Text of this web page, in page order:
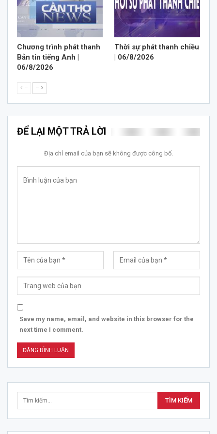
Chương trình phát thanh
Bản tin tiếng Anh |
06/8/2026
Thời sự phát thanh chiều
| 06/8/2026
-- --
ĐỂ LẠI MỘT TRẢ LỜI
Địa chỉ email của bạn sẽ không được công bố.
Save my name, email, and website in this browser for the
next time I comment.